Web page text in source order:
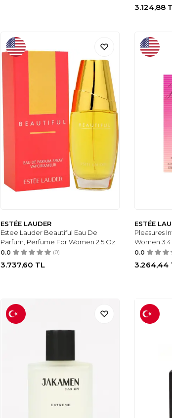
3.124,88
ESTÉE LAUDER
Estee Lauder Beautiful Eau De
Parfum, Perfume For Women 2.5 Oz
0.0 (0)
3.737,60 TL
ESTÉE
Pleasures
Women
0.0
3.264,44